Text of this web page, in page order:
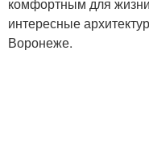
интересные
Воронеже.